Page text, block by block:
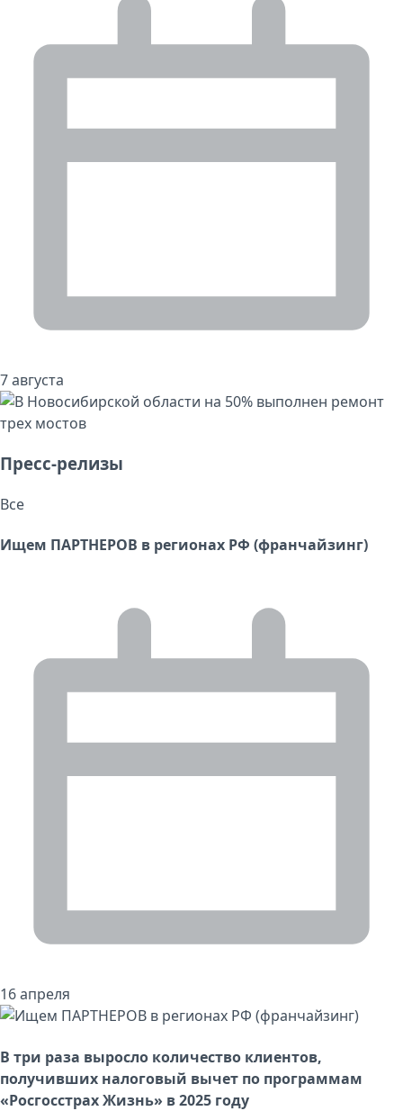
7 августа
Пресс-релизы
Все
Ищем ПАРТНЕРОВ в регионах РФ (франчайзинг)
16 апреля
В три раза выросло количество клиентов,
получивших налоговый вычет по программам
«Росгосстрах Жизнь» в 2025 году